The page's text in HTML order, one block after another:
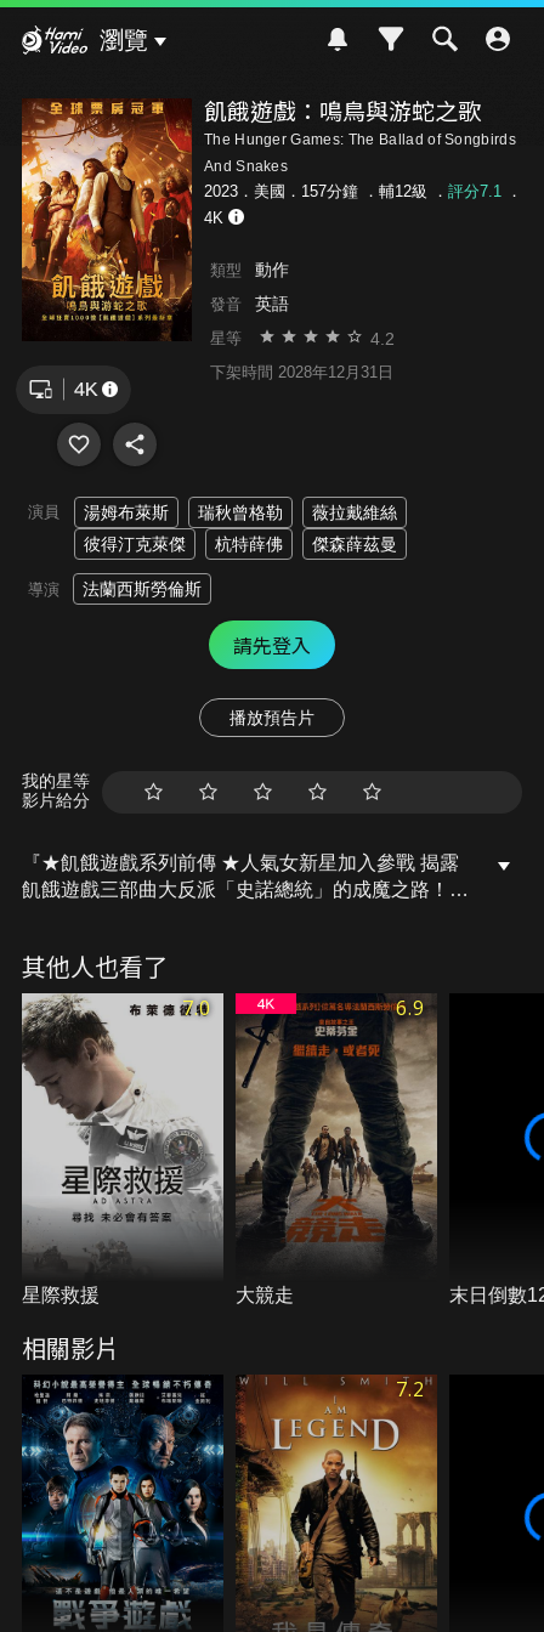
瀏覽
飢餓遊戲：鳴鳥與游蛇之歌
The Hunger Games: The Ballad of Songbirds
And Snakes
2023．美國．157分鐘 ． 輔12級 ． 評分7.1．
4K
類型 動作
發音 英語
星等 4.2
下架時間 2028年12月31日
演員 湯姆布萊斯 瑞秋曾格勒
薇拉戴維絲
彼得汀克萊傑
杭特薛佛 傑森薛茲曼
導演 法蘭西斯勞倫斯
請先登入
播放預告片
我的星等
影片給分
『★飢餓遊戲系列前傳 ★人氣女新星加入參戰 揭露
飢餓遊戲三部曲大反派「史諾總統」的成魔之路！』
科利奧蘭納斯史諾（湯姆布萊斯 飾）身上，曾經輝煌
的史諾家族在戰後家道中落，十八歲的史諾成為振興
落魄家族的最後希望。為了維持生計，史諾不得不接
受指派，擔任第十屆飢餓遊戲的導師，指導來自一名
來自貧困的第十二區，個性古怪的女孩露西葛蕾（瑞
秋曾格勒 飾）。沒想到，在露西葛蕾靠著自身魅力擄
獲施惠國的觀眾後，史諾看到了改變兩人命運的機
會……。
其他人也看了
7.0
星際救援
6.9
大競走 末日倒數
相關影片
7.2